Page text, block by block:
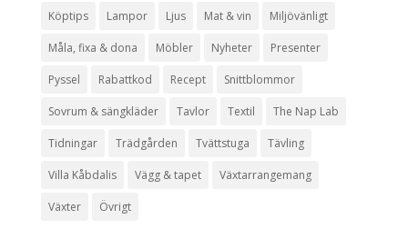
Köptips Lampor Ljus Mat & vin Miljövänligt
Måla, fixa & dona Möbler Nyheter Presenter
Pyssel Rabattkod Recept Snittblommor
Sovrum & sängkläder Tavlor Textil The Nap Lab
Tidningar Trädgården Tvättstuga Tävling
Villa Kåbdalis Vägg & tapet Växtarrangemang
Växter Övrigt